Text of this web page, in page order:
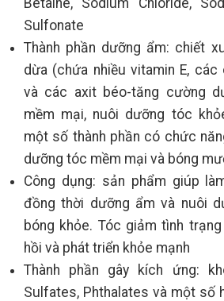
Betaine, Sodium Chloride,
Sulfonate
Thành phần dưỡng ẩm: chiết
dừa (chứa nhiều vitamin E,
và các axit béo-tăng cường
mềm mại, nuôi dưỡng tóc
một số thành phần có chức
dưỡng tóc mềm mại và bóng
Công dụng: sản phẩm giúp
đồng thời dưỡng ẩm và nuôi
bóng khỏe. Tóc giảm tình
hồi và phát triển khỏe mạnh
Thành phần gây kích ứng:
Sulfates, Phthalates và một số